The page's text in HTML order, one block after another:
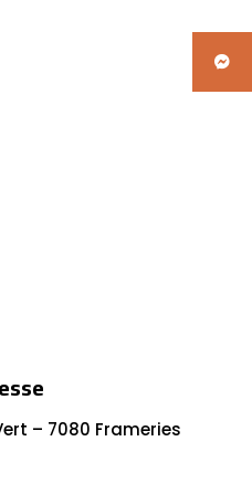
– 7080 Frameries